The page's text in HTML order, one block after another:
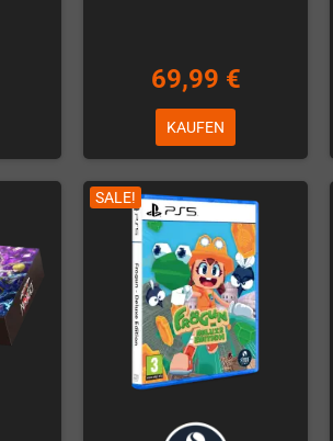
69,99 €
KAUFEN
SALE!